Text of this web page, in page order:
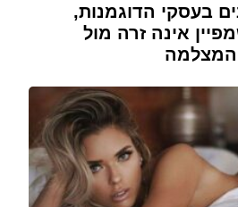
בעסקי הדוגמנות,
אינה זרה מול
המצלמה